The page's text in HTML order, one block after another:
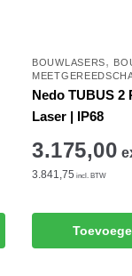
BOUWLASERS,
Nedo TUBUS 2
Laser | IP68
3.175,00
3.841,75 incl. BTW